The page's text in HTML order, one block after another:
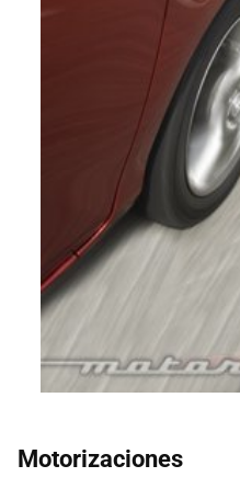
Motorizaciones